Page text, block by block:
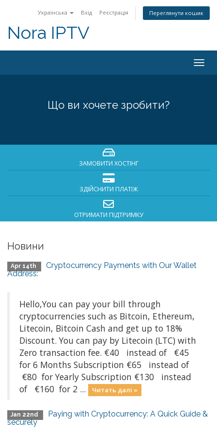
Українська Вхід Реєстрація Переглянути кошик
Nora IPTV
Що ви хочете зробити?
ЗАМОВИТИ ХОСТІНГ
ЗДІЙСНИТИ ПЛАТІЖ
ОТРИМАТИ ПІДТРИМКУ
Новини
Apr 14th
Cryptocurrency Payments with Our Wallet
Address:
Hello,You can pay your bill through
cryptocurrencies such as Bitcoin, Ethereum,
Litecoin, Bitcoin Cash and get up to 18%
Discount. You can pay by Litecoin (LTC) with
Zero transaction fee. €40 instead of €45
for 6 Months Subscription €65 instead of
€80 for Yearly Subscription €130 instead
of €160 for 2 ...
Читать далі »
Jan 22nd
Paying with Cryptocurrency: A Quick Guide &
securely